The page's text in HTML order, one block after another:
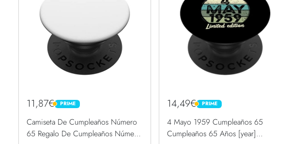
11,87€ PRIME
PRIME
Camiseta De Cumpleaños Número
65 Regalo De Cumpleaños Número
14,49€ PRIME
PRIME
4 Mayo 1959 Cumpleaños 65
Cumpleaños 65 Años [year]